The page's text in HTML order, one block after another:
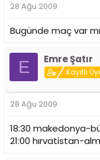
28 Ağu 2009
Bugünde maç var
E Emre Şatır
Kayıtlı
28 Ağu 2009
18:30 makedonya-
21:00 hırvatistan-